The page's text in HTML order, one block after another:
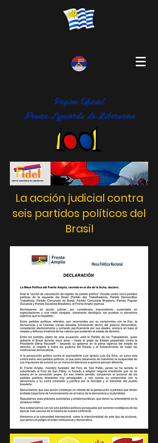
Página Oficial
Frente Izquierda de Liberación
La acción judicial contra
seis partidos políticos del
Brasil